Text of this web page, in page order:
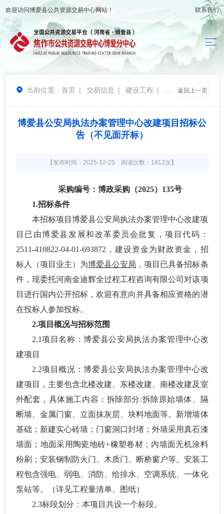
欢迎访问博爱县公共资源交易中心网站！ 联系我们
 当前位置： 首页 | 交易信息 | 建设工程 |
招
标公告
返回上一页
博爱县公安局执法办案管理中心改建项目招标公
告（不见面开标）
【发布时间：2025-12-25 阅读次数：1812次】
采购编号：博政采购（2025） 135号
1.招标条件
本招标项目博爱县公安局执法办案管理中心改建项
目已由博爱县发展和改革委员会批复，项目代码：
2511-410822-04-01-693872，建设资金为财政资金，招
标人（项目业主）为博爱县公安局 ，项目已具备招标条
件，现委托河南金迪辉全过程工程咨询有限公司 对该项
目进行国内公开招标，欢迎有意向并具备相应资格的潜
在投标人参加投标。
2.项目概况与招标范围
2.1项目名称：博爱县公安局执法办案管理中心改
建项目
2.2项目概况：博爱县公安局执法办案管理中心改
建项目，主要包含北楼改建、东楼改建、南楼改建及室
外配套，具体施工内容：拆除部分:拆除原始墙体、隔
断墙、金属门窗、立面抹灰层、块料地面等。新增墙体
基础；新建实心砖墙；门窗洞口封堵；外墙采用真石漆
墙面；地面采用陶瓷地砖+橡塑卷材；内墙面无机涂料
粉刷；安装钢制防火门、木质门、断桥窗户等。安装工
程包含强电、弱电、消防、给排水、空调系统、一体化
泵站等。（详见工程量清单、图纸）
2.3标段划分：本项目共设一个标段。